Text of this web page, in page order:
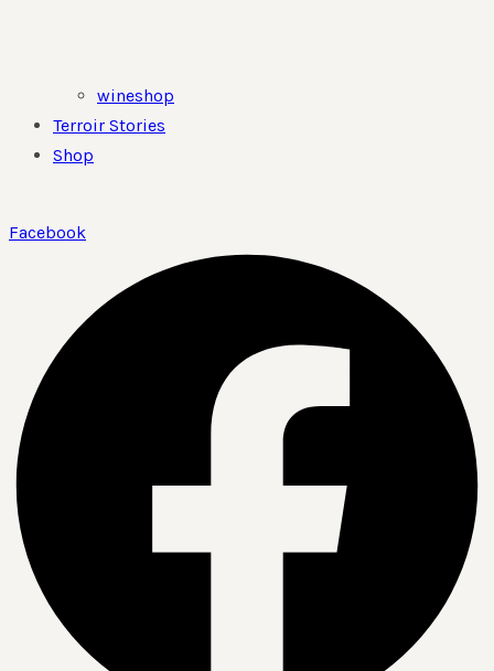
wineshop
Terroir Stories
Shop
Facebook